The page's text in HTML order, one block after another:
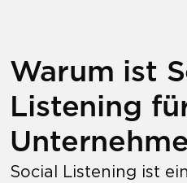
Warum ist
Listening
Social Listening ist